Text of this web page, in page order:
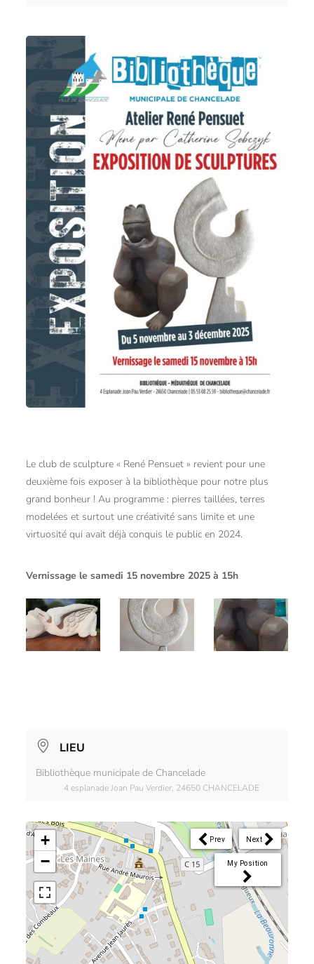
Le club de sculpture « René Pensuet » revient pour une
deuxième fois exposer à la bibliothèque pour notre plus
grand bonheur ! Au programme : pierres taillées, terres
modelées et surtout une créativité sans limite et une
virtuosité qui avait déjà conquis le public en 2024.
Vernissage le samedi 15 novembre 2025 à 15h
LIEU
Bibliothèque municipale de Chancelade
4 esplanade Joan Pau Verdier, 24650 CHANCELADE
Next
Prev
My Position
+
−